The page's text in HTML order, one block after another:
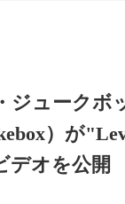
ジュークボ
）が
デオを公開